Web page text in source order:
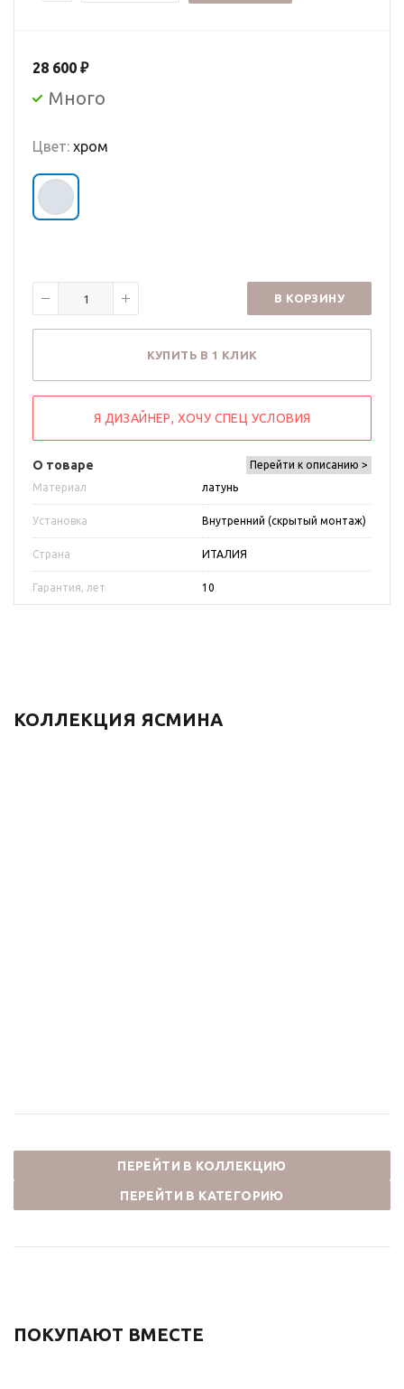
Цвет: хром
28 600 ₽
Много
О товаре
Перейти к описанию >
Материал
латунь
Установка Внутренний (скрытый монтаж)
Страна ИТАЛИЯ
Гарантия, лет 10
В КОРЗИНУ
КУПИТЬ В 1 КЛИК
Я ДИЗАЙНЕР, ХОЧУ СПЕЦ УСЛОВИЯ
КОЛЛЕКЦИЯ ЯСМИНА
ПЕРЕЙТИ В КОЛЛЕКЦИЮ
ПЕРЕЙТИ В КАТЕГОРИЮ
ПОКУПАЮТ ВМЕСТЕ